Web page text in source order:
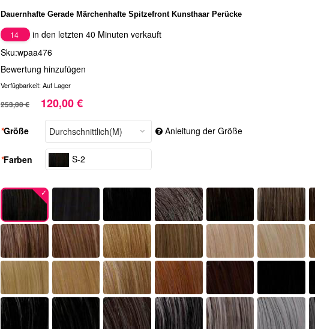
Dauernhafte Gerade Märchenhafte Spitzefront Kunsthaar Perücke
14
in den letzten 40 Minuten verkauft
Sku:wpaa476
Bewertung hinzufügen
Verfügbarkeit: Auf Lager
253,00 € 120,00 €
*Größe Anleitung der Größe
*Farben S-2